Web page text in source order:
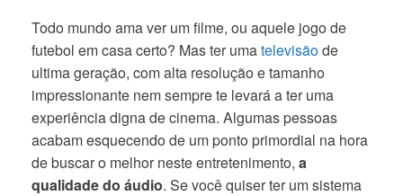
Todo mundo ama ver um filme, ou aquele jogo de
futebol em casa certo? Mas ter umatelevisãode
ultima geração, com alta resolução e tamanho
impressionante nem sempre te levará a ter uma
experiência digna de cinema. Algumas pessoas
acabam esquecendo de um ponto primordial na hora
de buscar o melhor neste entretenimento, a
qualidade do áudio. Se você quiser ter um sistema